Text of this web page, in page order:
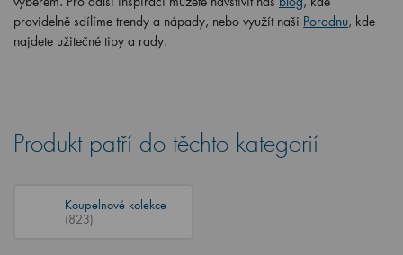
pravidelně sdílíme trendy a nápady, nebo využít naši Poradnu, kde
najdete užitečné tipy a rady.
Produkt patří do těchto kategorií
Koupelnové kolekce
(823)